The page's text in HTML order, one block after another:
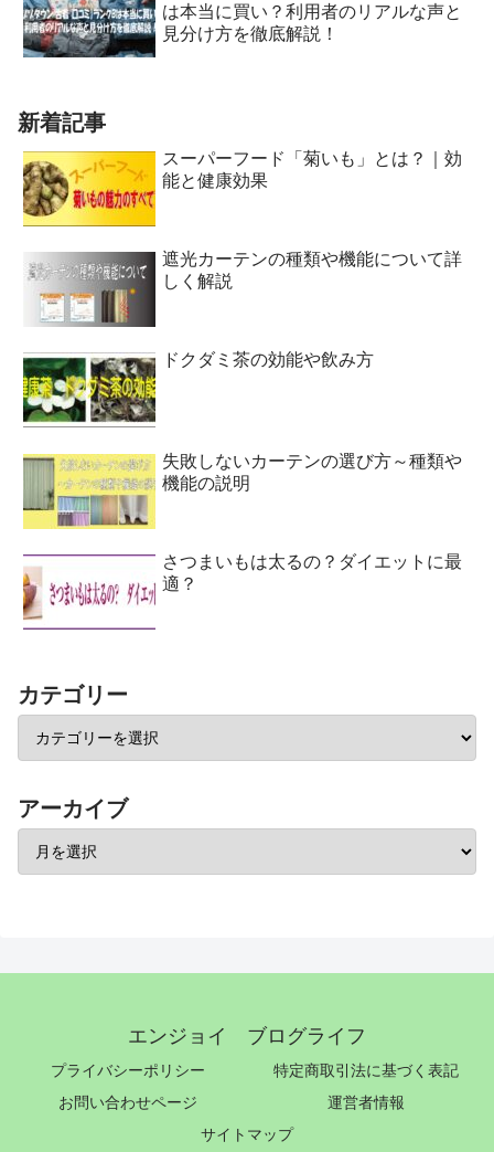
は本当に買い？利用者のリアルな声と
見分け方を徹底解説！
新着記事
スーパーフード「菊いも」とは？｜効
能と健康効果
遮光カーテンの種類や機能について詳
しく解説
ドクダミ茶の効能や飲み方
失敗しないカーテンの選び方～種類や
機能の説明
さつまいもは太るの？ダイエットに最
適？
カテゴリー
アーカイブ
エンジョイ ブログライフ
プライバシーポリシー
特定商取引法に基づく表記
お問い合わせページ
運営者情報
サイトマップ